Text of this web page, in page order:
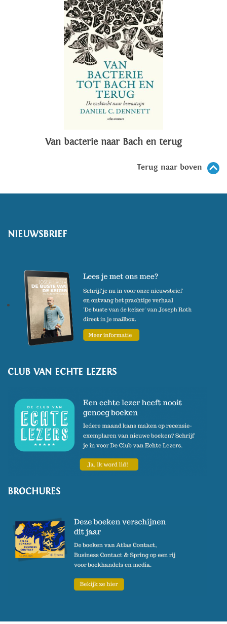
Van bacterie naar Bach en terug
Terug naar boven
NIEUWSBRIEF
CLUB VAN ECHTE LEZERS
BROCHURES